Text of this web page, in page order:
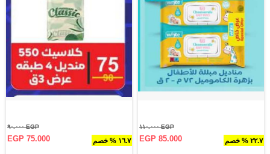
٢٢.٧ % خصم
EGP ١١٠.٠٠٠
EGP 85.000 ١٦.٧ % خصم
EGP ٩٠.٠٠٠
EGP 75.000